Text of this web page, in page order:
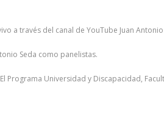
a través del canal de YouTube Juan Antonio
Seda como panelistas.
Programa Universidad y Discapacidad,